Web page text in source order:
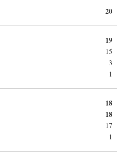
20
19
15
3
1
18
18
17
1